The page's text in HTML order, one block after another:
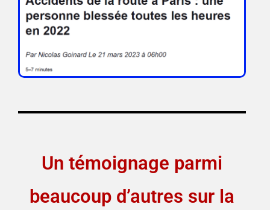
Un témoignage parmi
beaucoup d’autres sur la